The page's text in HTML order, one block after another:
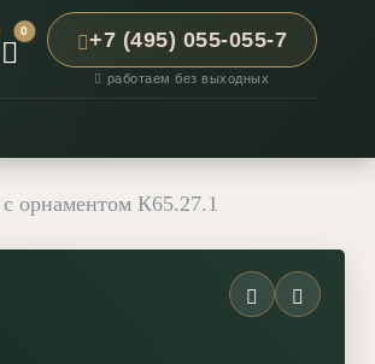
0 +7 (495) 055-055-7
работаем без выходных
орнаментом К65.27.1